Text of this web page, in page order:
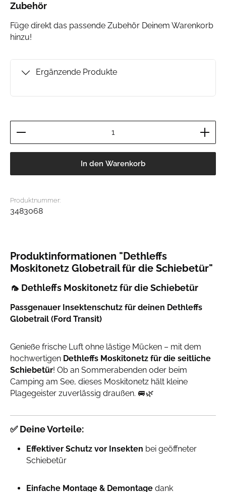
Zubehör
Füge direkt das passende Zubehör Deinem Warenkorb
hinzu!
Ergänzende Produkte
Produkt Anzahl: Gib den gewünschten Wert ein
In den Warenkorb
Produktnummer:
3483068
Produktinformationen "Dethleffs
Moskitonetz Globetrail für die Schiebetür"
🦟 Dethleffs Moskitonetz für die Schiebetür
Passgenauer Insektenschutz für deinen Dethleffs
Globetrail (Ford Transit)
Genieße frische Luft ohne lästige Mücken – mit dem
hochwertigen Dethleffs Moskitonetz für die seitliche
Schiebetür! Ob an Sommerabenden oder beim
Camping am See, dieses Moskitonetz hält kleine
Plagegeister zuverlässig draußen. 🚐🌿
✅Deine Vorteile:
Effektiver Schutz vor Insekten bei geöffneter
Schiebetür
Einfache Montage & Demontage dank